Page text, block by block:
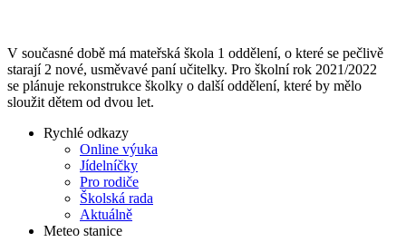
V současné době má mateřská škola 1 oddělení, o které se pečlivě
starají 2 nové, usměvavé paní učitelky. Pro školní rok 2021/2022
se plánuje rekonstrukce školky o další oddělení, které by mělo
sloužit dětem od dvou let.
Rychlé odkazy
Online výuka
Jídelníčky
Pro rodiče
Školská rada
Aktuálně
Meteo stanice